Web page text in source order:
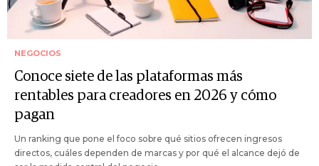
NEGOCIOS
Conoce siete de las plataformas más
rentables para creadores en 2026 y cómo
pagan
Un ranking que pone el foco sobre qué sitios ofrecen ingresos
directos, cuáles dependen de marcas y por qué el alcance dejó de